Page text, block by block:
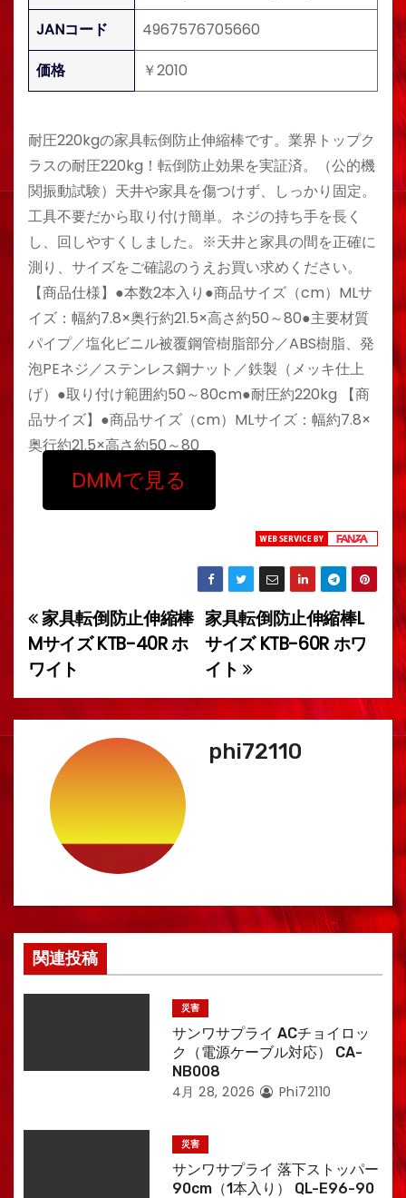
JANコード
4967576705660
価格
￥2010
耐圧220kgの家具転倒防止伸縮棒です。業界トップク
ラスの耐圧220kg！転倒防止効果を実証済。（公的機
関振動試験）天井や家具を傷つけず、しっかり固定。
工具不要だから取り付け簡単。ネジの持ち手を長く
し、回しやすくしました。※天井と家具の間を正確に
測り、サイズをご確認のうえお買い求めください。
【商品仕様】●本数2本入り●商品サイズ（cm）MLサ
イズ：幅約7.8×奥行約21.5×高さ約50～80●主要材質
パイプ／塩化ビニル被覆鋼管樹脂部分／ABS樹脂、発
泡PEネジ／ステンレス鋼ナット／鉄製（メッキ仕上
げ）●取り付け範囲約50～80cm●耐圧約220kg 【商
品サイズ】●商品サイズ（cm）MLサイズ：幅約7.8×
奥行約21.5×高さ約50～80
DMMで見る
投
稿
ナ
ゲ
ー
ン
家具転倒防止伸縮棒L
サイズ KTB-60R ホワ
イト
家具転倒防止伸縮棒
Mサイズ KTB-40R ホ
ワイト
phi72110
関連投稿
災害
サンワサプライ ACチョイロッ
ク（電源ケーブル対応） CA-
NB008
4月 28, 2026 Phi72110
災害
サンワサプライ 落下ストッパー
90cm（1本入り） QL-E96-90